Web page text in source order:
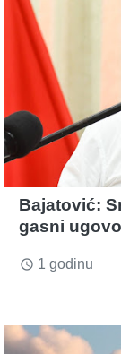
Bajatović:
gasni
access_time 1 godinu